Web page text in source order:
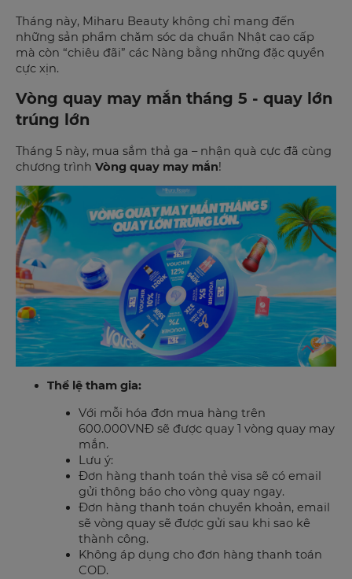
Tháng này, Miharu Beauty không chỉ mang đến
những sản phẩm chăm sóc da chuẩn Nhật cao cấp
mà còn “chiêu đãi” các Nàng bằng những đặc quyền
cực xịn.
Vòng quay may mắn tháng 5 - quay lớn
trúng lớn
Tháng 5 này, mua sắm thả ga – nhận quà cực đã cùng
chương trình Vòng quay may mắn!
Thể lệ tham gia:
Với mỗi hóa đơn mua hàng trên
600.000VNĐ sẽ được quay 1 vòng quay may
mắn.
Lưu ý:
Đơn hàng thanh toán thẻ visa sẽ có email
gửi thông báo cho vòng quay ngay.
Đơn hàng thanh toán chuyển khoản, email
sẽ vòng quay sẽ được gửi sau khi sao kê
thành công.
Không áp dụng cho đơn hàng thanh toán
COD.